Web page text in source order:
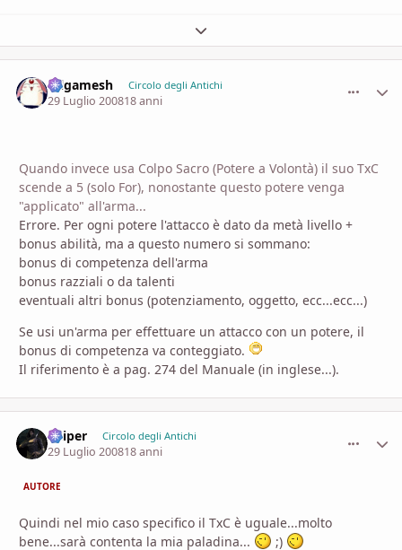
Espandi panoramica del topic
Gilgamesh Circolo degli Antichi
29 Luglio 200818 anni
Quando invece usa Colpo Sacro (Potere a Volontà) il suo TxC
scende a 5 (solo For), nonostante questo potere venga
"applicato" all'arma...
Errore. Per ogni potere l'attacco è dato da metà livello +
bonus abilità, ma a questo numero si sommano:
bonus di competenza dell'arma
bonus razziali o da talenti
eventuali altri bonus (potenziamento, oggetto, ecc...ecc...)
Se usi un'arma per effettuare un attacco con un potere, il
bonus di competenza va conteggiato.
Il riferimento è a pag. 274 del Manuale (in inglese...).
Sniper Circolo degli Antichi
29 Luglio 200818 anni
AUTORE
Quindi nel mio caso specifico il TxC è uguale...molto
bene...sarà contenta la mia paladina...
;)